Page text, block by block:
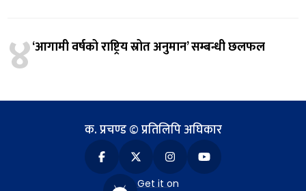
४‘आगामी वर्षको राष्ट्रिय स्रोत अनुमान’ सम्बन्धी छलफल
क. प्रचण्ड © प्रतिलिपि अघिकार
Get it on